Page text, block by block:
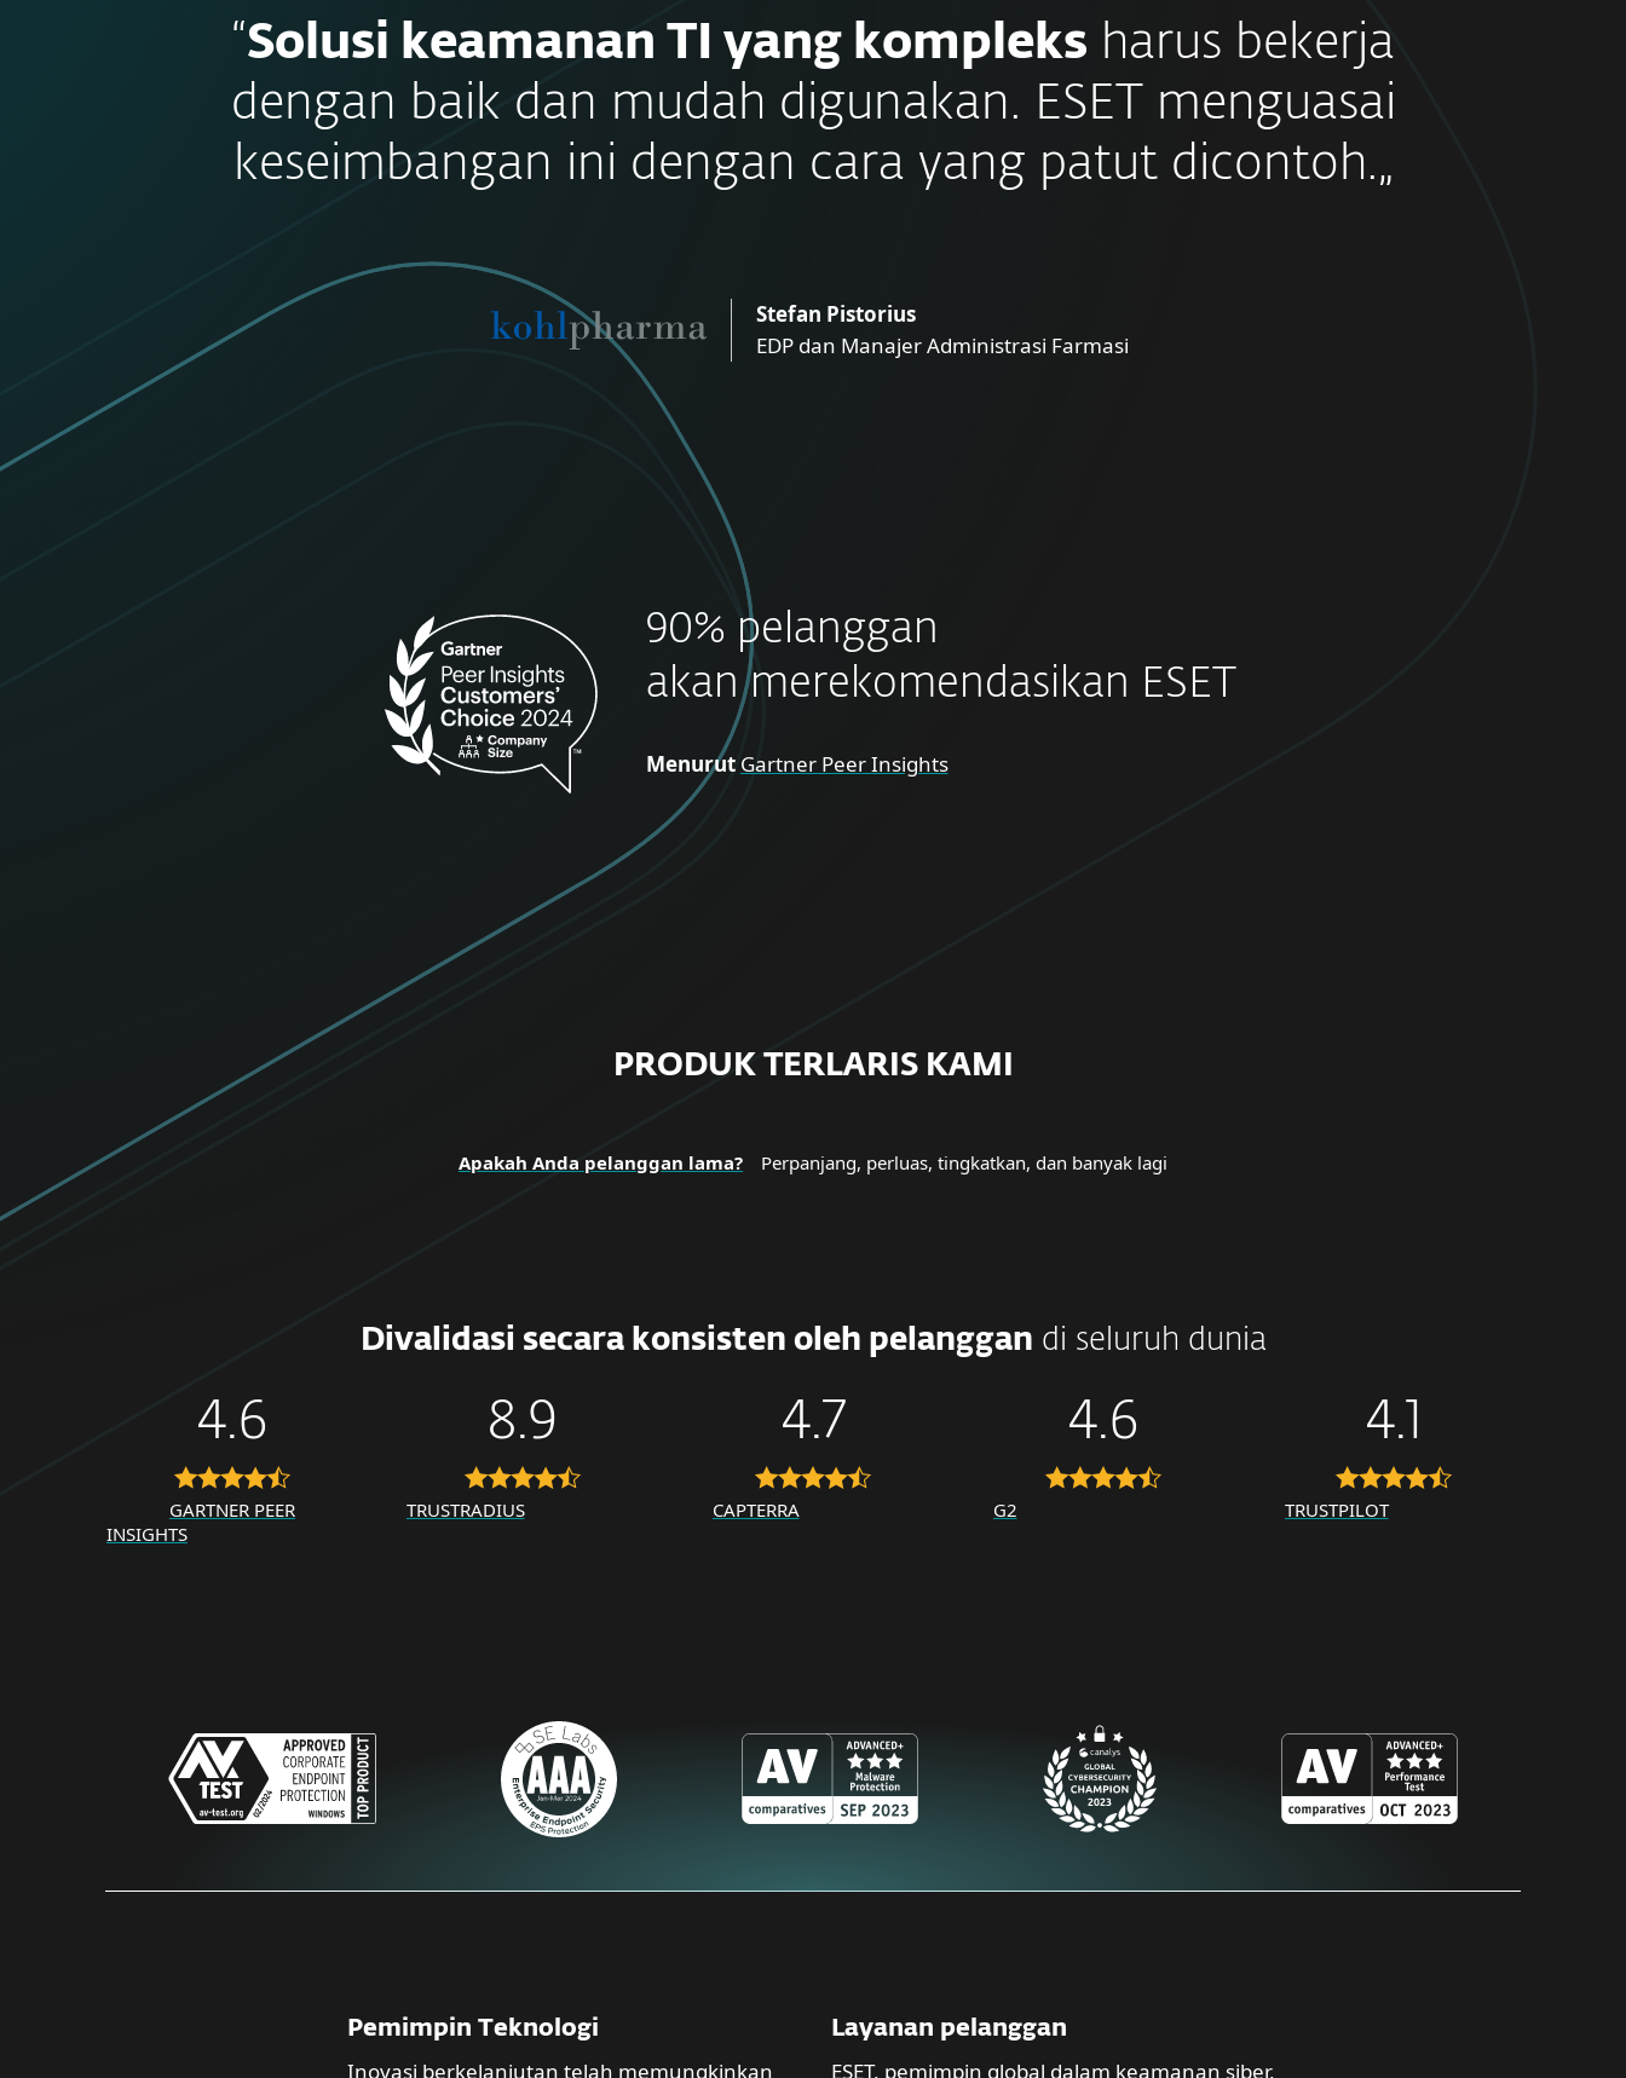
“Solusi keamanan TI yang kompleks harus bekerja
dengan baik dan mudah digunakan. ESET menguasai
keseimbangan ini dengan cara yang patut dicontoh.„
Stefan Pistorius
EDP dan Manajer Administrasi Farmasi
90% pelanggan
akan merekomendasikan ESET
Menurut Gartner Peer Insights
PRODUK TERLARIS KAMI
Apakah Anda pelanggan lama? Perpanjang, perluas, tingkatkan, dan banyak lagi
Divalidasi secara konsisten oleh pelanggan di seluruh dunia
4.6
GARTNER PEER
INSIGHTS
8.9
TRUSTRADIUS
4.7
CAPTERRA
4.6
G2
4.1
TRUSTPILOT
Pemimpin Teknologi
Inovasi berkelanjutan telah memungkinkan
Layanan pelanggan
ESET, pemimpin global dalam keamanan siber,